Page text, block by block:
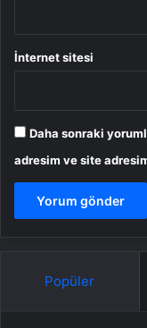
İnternet sitesi
Daha sonraki
adresim ve site
Popüler